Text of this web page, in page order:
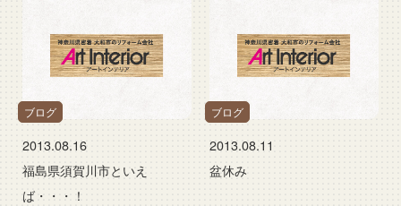
ブログ
2013.08.16
福島県須賀川市といえ
ば・・・！
ブログ
2013.08.11
盆休み